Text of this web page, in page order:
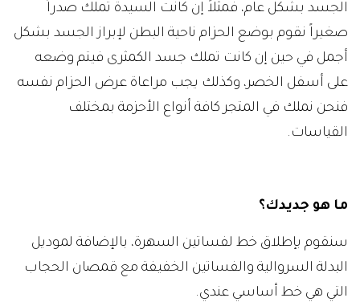
الجسد بشكل عام، فمثلاً إن كانت السيدة تملك صدراً
صغيراً نقوم بوضع الحزام ناحية البطن لإبراز الجسد بشكل
أجمل في حين إن كانت تملك جسد الكمثرى فيتم وضعه
على أسفل الخصر، وكذلك يجب مراعاة عرض الحزام نفسه
فنحن نملك في المتجر كافة أنواع الأحزمة بمختلف
القياسات.
ما هو جديدك؟
سنقوم بإطلاق خط لفساتين السهرة، بالإضافة لموديل
البدلة السروالية والفساتين الخفيفة مع قمصان الحجاب
التي هي خط أساسي عندي.